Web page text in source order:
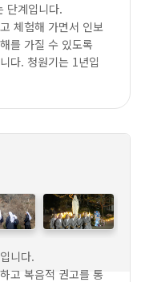
단계입니다.
체험해 가면서 인보
를 가질 수 있도록
다. 청원기는 1년입
니다.
고 복음적 권고를 통